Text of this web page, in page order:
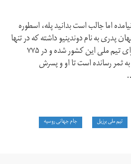
اما جالب است بدانید پله، اسطوره
پدری به نام دوندینیو داشته که در تنها
۶ بازی موفق به زدن ۱۹ گل برای تیم ملی این کشور شده و در ۷۷۵
هم ۸۹۳ گل به ثمر رسانده است تا او و پسرش
تیم ملی برزیل جام جهانی روسیه